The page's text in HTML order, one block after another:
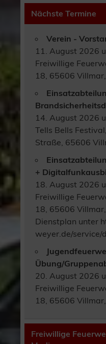
Nächste Termine
Verein -
11. August 2026
Freiwillige
18, 65606
14. August 2026
Tells Bells
Straße, 65606
+
18. August 2026
Freiwillige
18, 65606
Dienstplan unter
weyer.de/service/
Übung/
20. August 2026
Freiwillige
18, 65606
Freiwillige